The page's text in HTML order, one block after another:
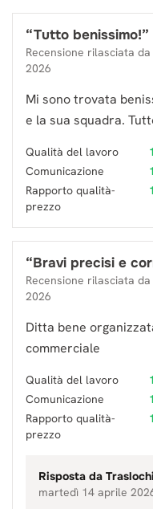
“Tutto benissimo!”
Recensione rilasciata da
2026
Mi sono trovata
e la sua squadra.
Qualità del lavoro
Comunicazione
Rapporto qualità-
prezzo
“Bravi precisi e
Recensione rilasciata da
2026
Ditta bene
commerciale
Qualità del lavoro
Comunicazione
Rapporto qualità-
prezzo
Risposta da
martedì 14 aprile